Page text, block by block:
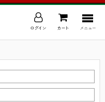
ログイン カート メニュー